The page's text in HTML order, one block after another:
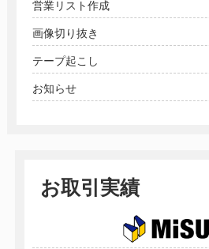
営業リスト作成
画像切り抜き
テープ起こし
お知らせ
お取引実績